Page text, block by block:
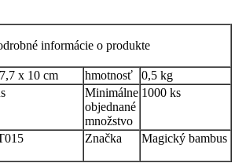
informácie o produkte
x 10 cm hmotnosť
0,5 kg
Minimálne
objednané
množstvo
1000 ks
Značka Magický bambus